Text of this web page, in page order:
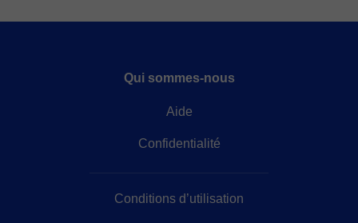
Qui sommes-nous
Aide
Confidentialité
Conditions d’utilisation